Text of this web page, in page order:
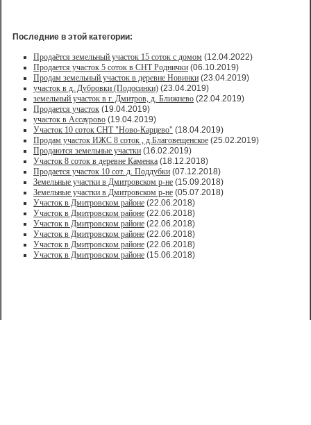
Последние в этой категории:
Продаётся земельный участок 15 соток с домом (12.04.2022)
Продается участок 5 соток в СНТ Роднички (06.10.2019)
Продам земельный участок в деревне Новинки (23.04.2019)
участок в д. Дубровки (Подосинки) (23.04.2019)
земельный участок в г. Дмитров, д. Ближнево (22.04.2019)
Продается участок (19.04.2019)
участок в Ассаурово (19.04.2019)
Участок 10 соток СНТ "Ново-Карцево" (18.04.2019)
Продам участок ИЖС 8 соток , д.Благовещенское (25.02.2019)
Продаются земельные участки (16.02.2019)
Участок 8 соток в деревне Каменка (18.12.2018)
Продается участок 10 сот. д. Поддубки (07.12.2018)
Земельные участки в Дмитровском р-не (15.09.2018)
Земельные участки в Дмитровском р-не (05.07.2018)
Участок в Дмитровском районе (22.06.2018)
Участок в Дмитровском районе (22.06.2018)
Участок в Дмитровском районе (22.06.2018)
Участок в Дмитровском районе (22.06.2018)
Участок в Дмитровском районе (22.06.2018)
Участок в Дмитровском районе (15.06.2018)